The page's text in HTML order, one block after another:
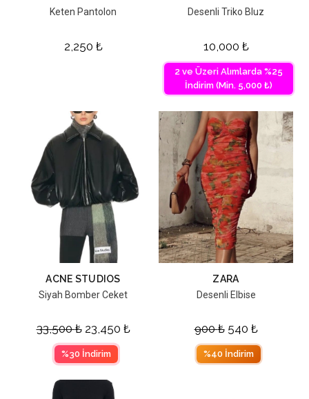
Keten Pantolon
2,250 ₺
Desenli Triko Bluz
10,000 ₺
2 ve Üzeri Alımlarda %25
İndirim (Min. 5,000 ₺)
ACNE STUDIOS
Siyah Bomber Ceket
33,500₺ 23,450 ₺
%30 İndirim
ZARA
Desenli Elbise
900₺ 540 ₺
%40 İndirim